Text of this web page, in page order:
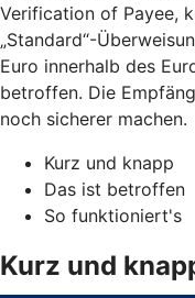
Verification of Payee,
„Standard“-
Euro innerhalb des
betroffen. Die
noch sicherer machen.
Kurz und knapp
Das ist betroffen
So funktioniert's
Kurz und